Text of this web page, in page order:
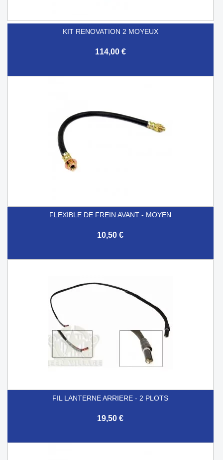
KIT RENOVATION 2 MOYEUX
114,00 €
FLEXIBLE DE FREIN AVANT - MOYEN
10,50 €
FIL LANTERNE ARRIERE - 2 PLOTS
19,50 €